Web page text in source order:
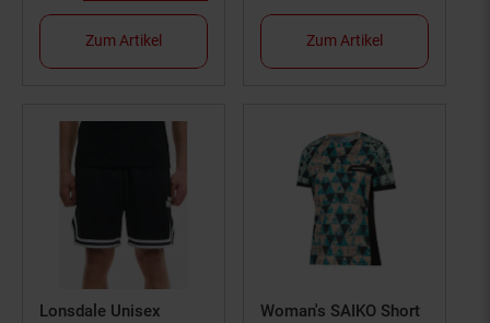
Zum Artikel Zum Artikel
Lonsdale Unisex
Woman's SAIKO Short